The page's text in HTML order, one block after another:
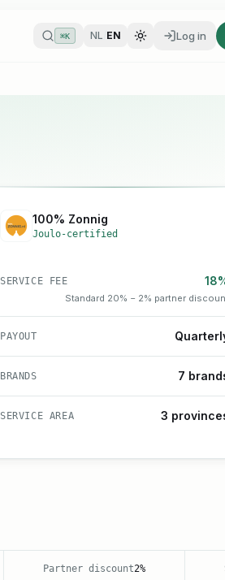
⌘K NL EN Log in
100% Zonnig
Joulo-certified
SERVICE FEE
Standard 20% − 2% partner
PAYOUT
BRANDS 7
SERVICE AREA 3
Partner discount2%